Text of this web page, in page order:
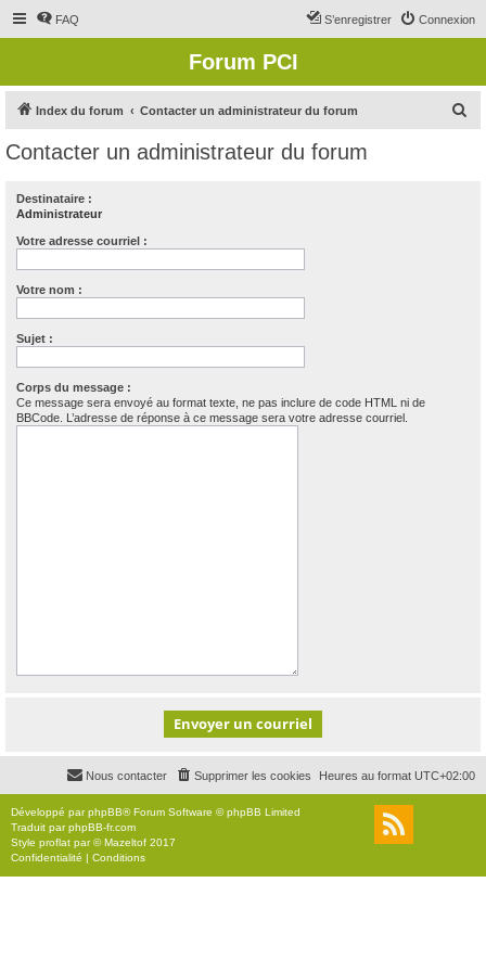
FAQ Connexion
S’enregistrer
Forum PCI
Index du forum Contacter un administrateur du forum
Contacter un administrateur du forum
Destinataire :
Administrateur
Votre adresse courriel :
Votre nom :
Sujet :
Corps du message :
Ce message sera envoyé au format texte, ne pas inclure de code HTML ni de
BBCode. L’adresse de réponse à ce message sera votre adresse courriel.
Heures au format UTC+02:00
Supprimer les cookies
Nous contacter
Développé parphpBB® Forum Software © phpBB Limited
Traduit parphpBB-fr.com
Style proflat par ©Mazeltof 2017
Confidentialité | Conditions